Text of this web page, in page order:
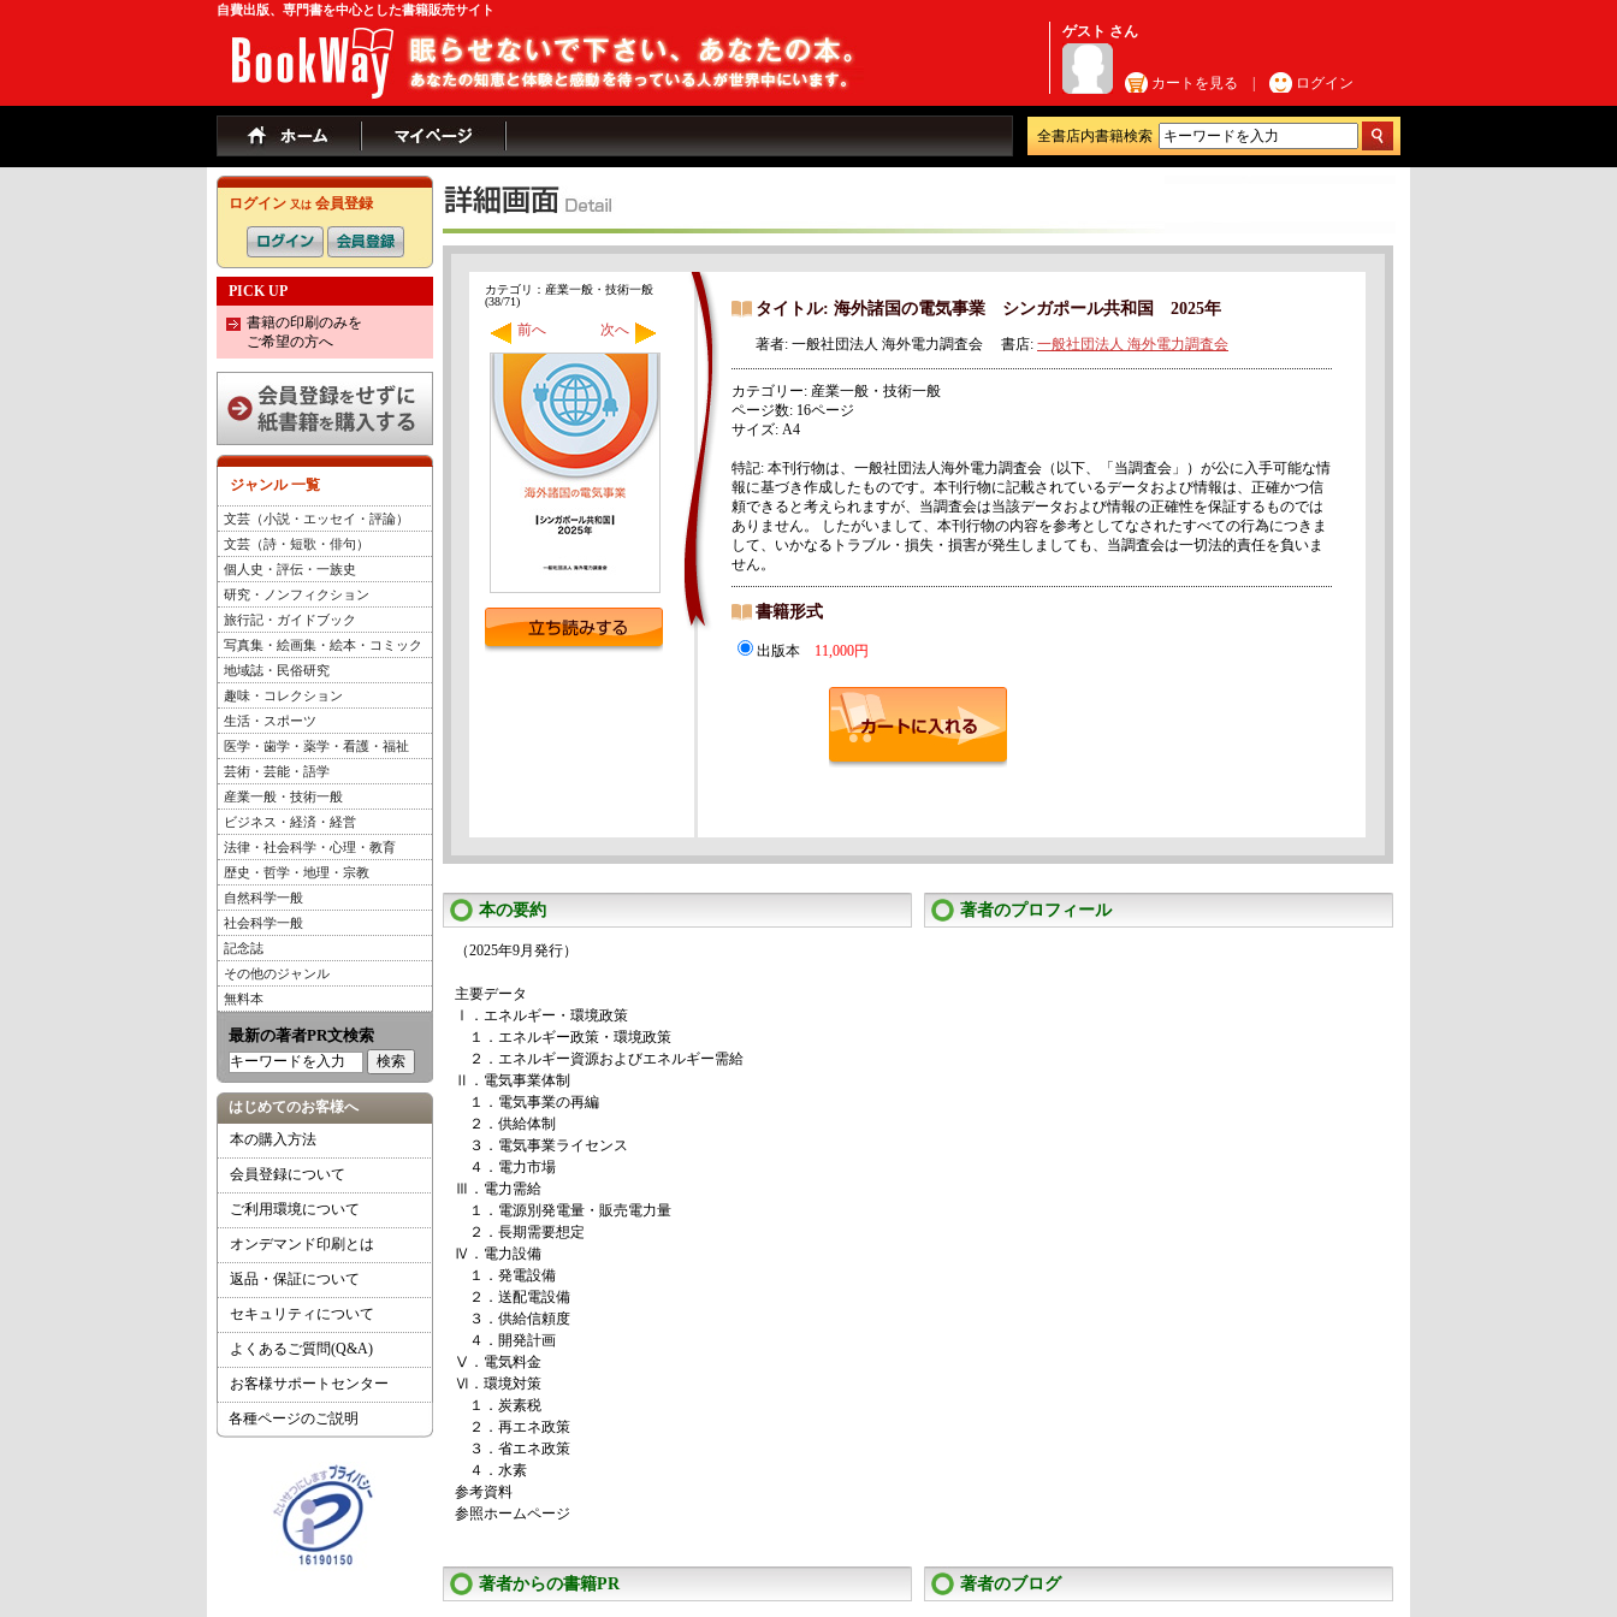
自費出版、専門書を中心とした書籍販売サイト
ゲスト さん
カートを見る ログイン
全書店内書籍検索
ログイン 又は 会員登録
PICK UP
書籍の印刷のみを
ご希望の方へ
ジャンル 一覧
文芸（小説・エッセイ・評論）
文芸（詩・短歌・俳句）
個人史・評伝・一族史
研究・ノンフィクション
旅行記・ガイドブック
写真集・絵画集・絵本・コミック
地域誌・民俗研究
趣味・コレクション
生活・スポーツ
医学・歯学・薬学・看護・福祉
芸術・芸能・語学
産業一般・技術一般
ビジネス・経済・経営
法律・社会科学・心理・教育
歴史・哲学・地理・宗教
自然科学一般
社会科学一般
記念誌
その他のジャンル
無料本
最新の著者PR文検索
はじめてのお客様へ
本の購入方法
会員登録について
ご利用環境について
オンデマンド印刷とは
返品・保証について
セキュリティについて
よくあるご質問(Q&A)
お客様サポートセンター
各種ページのご説明
カテゴリ：産業一般・技術一般
(38/71)
前へ 次へ
タイトル: 海外諸国の電気事業 シンガポール共和国 2025年
著者: 一般社団法人 海外電力調査会 書店: 一般社団法人 海外電力調査会
カテゴリー: 産業一般・技術一般
ページ数: 16ページ
サイズ: A4
特記: 本刊行物は、一般社団法人海外電力調査会（以下、「当調査会」）が公に入手可能な情
報に基づき作成したものです。本刊行物に記載されているデータおよび情報は、正確かつ信
頼できると考えられますが、当調査会は当該データおよび情報の正確性を保証するものでは
ありません。 したがいまして、本刊行物の内容を参考としてなされたすべての行為につきま
して、いかなるトラブル・損失・損害が発生しましても、当調査会は一切法的責任を負いま
せん。
書籍形式
出版本 11,000円
本の要約
（2025年9月発行）
主要データ
Ⅰ．エネルギー・環境政策
１．エネルギー政策・環境政策
２．エネルギー資源およびエネルギー需給
Ⅱ．電気事業体制
１．電気事業の再編
２．供給体制
３．電気事業ライセンス
４．電力市場
Ⅲ．電力需給
１．電源別発電量・販売電力量
２．長期需要想定
Ⅳ．電力設備
１．発電設備
２．送配電設備
３．供給信頼度
４．開発計画
Ⅴ．電気料金
Ⅵ．環境対策
１．炭素税
２．再エネ政策
３．省エネ政策
４．水素
参考資料
参照ホームページ
著者のプロフィール
著者からの書籍PR 著者のブログ